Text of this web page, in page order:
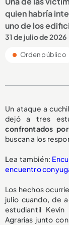
quien habría
uno de los
31 de julio de 2026
Orden público
Un ataque a
dejó a tres
confrontados
buscan a los
Lea también:
encuentro
Los hechos
julio cuando, de
estudiantil
Agrarias junto